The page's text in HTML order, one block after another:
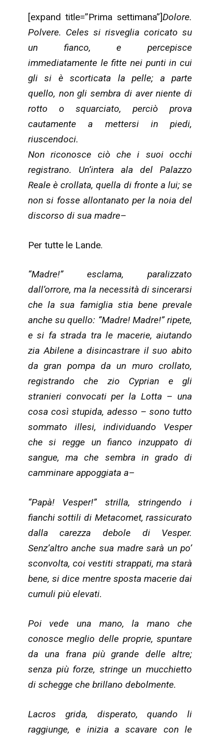
[expand title=”Prima settimana”]Dolore.
Polvere. Celes si risveglia coricato su
un fianco, e percepisce
immediatamente le fitte nei punti in cui
gli si è scorticata la pelle; a parte
quello, non gli sembra di aver niente di
rotto o squarciato, perciò prova
cautamente a mettersi in piedi,
riuscendoci.
Non riconosce ciò che i suoi occhi
registrano. Un’intera ala del Palazzo
Reale è crollata, quella di fronte a lui; se
non si fosse allontanato per la noia del
discorso di sua madre–
Per tutte le Lande.
“Madre!” esclama, paralizzato
dall’orrore, ma la necessità di sincerarsi
che la sua famiglia stia bene prevale
anche su quello: “Madre! Madre!” ripete,
e si fa strada tra le macerie, aiutando
zia Abilene a disincastrare il suo abito
da gran pompa da un muro crollato,
registrando che zio Cyprian e gli
stranieri convocati per la Lotta – una
cosa così stupida, adesso – sono tutto
sommato illesi, individuando Vesper
che si regge un fianco inzuppato di
sangue, ma che sembra in grado di
camminare appoggiata a–
“Papà! Vesper!” strilla, stringendo i
fianchi sottili di Metacomet, rassicurato
dalla carezza debole di Vesper.
Senz’altro anche sua madre sarà un po’
sconvolta, coi vestiti strappati, ma starà
bene, si dice mentre sposta macerie dai
cumuli più elevati.
Poi vede una mano, la mano che
conosce meglio delle proprie, spuntare
da una frana più grande delle altre;
senza più forze, stringe un mucchietto
di schegge che brillano debolmente.
Lacros grida, disperato, quando li
raggiunge, e inizia a scavare con le